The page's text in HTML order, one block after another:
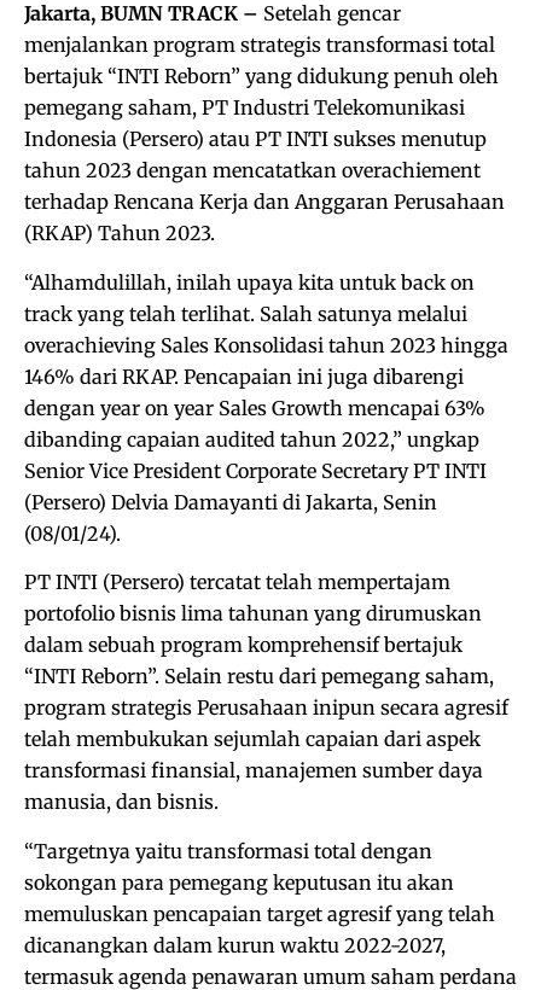
Jakarta, BUMN TRACK – Setelah gencar
menjalankan program strategis transformasi total
bertajuk “INTI Reborn” yang didukung penuh oleh
pemegang saham, PT Industri Telekomunikasi
Indonesia (Persero) atau PT INTI sukses menutup
tahun 2023 dengan mencatatkan overachiement
terhadap Rencana Kerja dan Anggaran Perusahaan
(RKAP) Tahun 2023.
“Alhamdulillah, inilah upaya kita untuk back on
track yang telah terlihat. Salah satunya melalui
overachieving Sales Konsolidasi tahun 2023 hingga
146% dari RKAP. Pencapaian ini juga dibarengi
dengan year on year Sales Growth mencapai 63%
dibanding capaian audited tahun 2022,” ungkap
Senior Vice President Corporate Secretary PT INTI
(Persero) Delvia Damayanti di Jakarta, Senin
(08/01/24).
PT INTI (Persero) tercatat telah mempertajam
portofolio bisnis lima tahunan yang dirumuskan
dalam sebuah program komprehensif bertajuk
“INTI Reborn”. Selain restu dari pemegang saham,
program strategis Perusahaan inipun secara agresif
telah membukukan sejumlah capaian dari aspek
transformasi finansial, manajemen sumber daya
manusia, dan bisnis.
“Targetnya yaitu transformasi total dengan
sokongan para pemegang keputusan itu akan
memuluskan pencapaian target agresif yang telah
dicanangkan dalam kurun waktu 2022-2027,
termasuk agenda penawaran umum saham perdana